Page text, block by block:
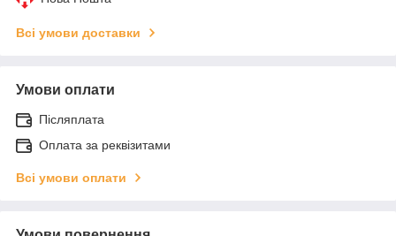
Всі умови доставки
Умови оплати
Післяплата
Оплата за реквізитами
Всі умови оплати